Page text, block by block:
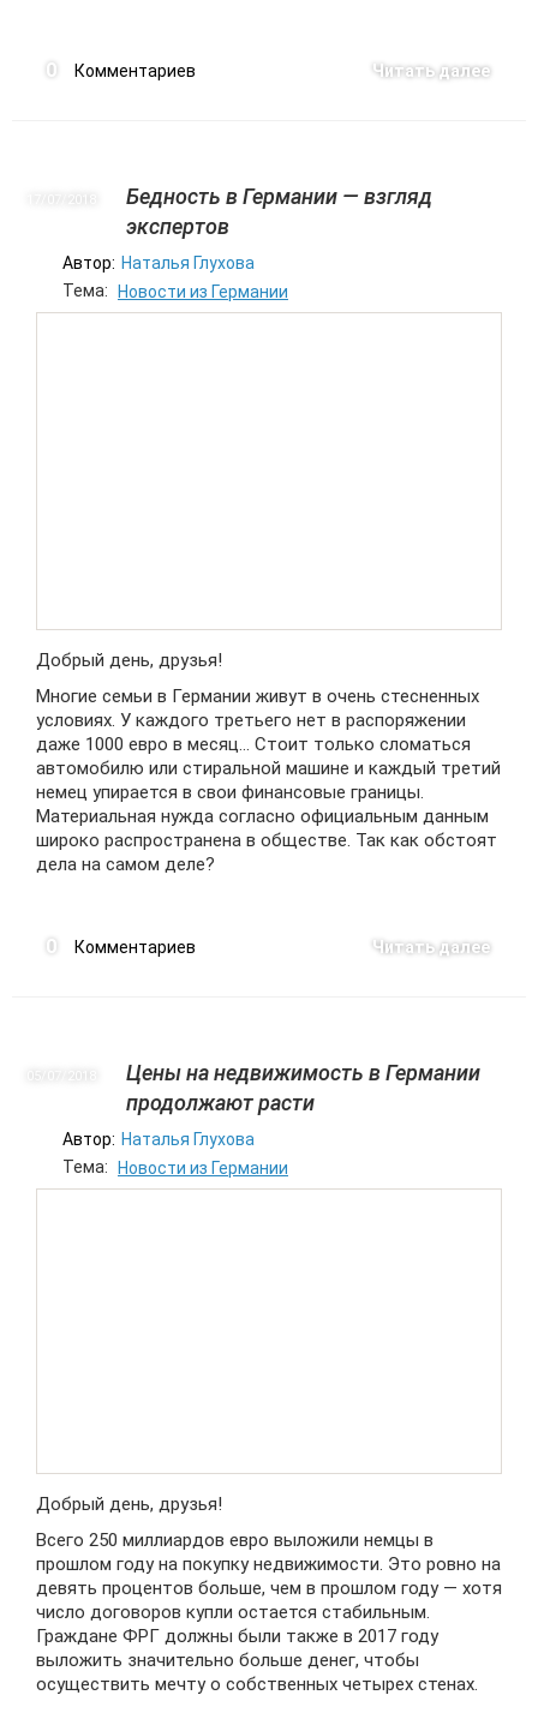
0 Комментариев Читать далее
Бедность в Германии — взгляд
экспертов
Автор: Наталья Глухова
Тема:
Новости из Германии
Добрый день, друзья!
Многие семьи в Германии живут в очень стесненных
условиях. У каждого третьего нет в распоряжении
даже 1000 евро в месяц… Стоит только сломаться
автомобилю или стиральной машине и каждый третий
немец упирается в свои финансовые границы.
Материальная нужда согласно официальным данным
широко распространена в обществе. Так как обстоят
дела на самом деле?
0 Комментариев Читать далее
Цены на недвижимость в Германии
продолжают расти
Автор: Наталья Глухова
Тема:
Новости из Германии
Добрый день, друзья!
Всего 250 миллиардов евро выложили немцы в
прошлом году на покупку недвижимости. Это ровно на
девять процентов больше, чем в прошлом году — хотя
число договоров купли остается стабильным.
Граждане ФРГ должны были также в 2017 году
выложить значительно больше денег, чтобы
осуществить мечту о собственных четырех стенах.